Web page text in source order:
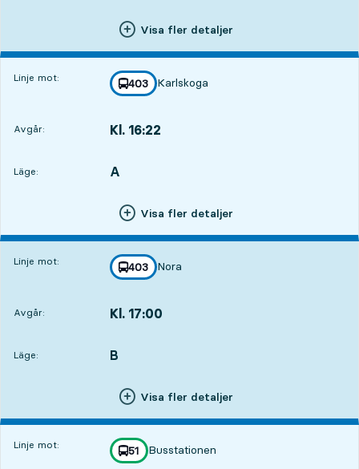
Visa fler detaljer
Linje mot: linje
403
mot
Karlskoga
,
Avgår: Kl. 16:22
Läge:
LÄGE, A
,
Visa fler detaljer
Linje mot: linje
403
mot
Nora
,
Avgår: Kl. 17:00
Läge:
LÄGE, B
,
Visa fler detaljer
Linje mot: linje
51
mot
Busstationen
,